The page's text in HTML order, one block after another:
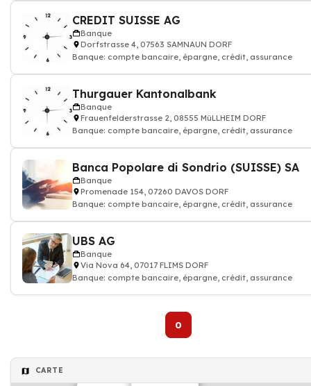
CREDIT SUISSE AG
Banque
Dorfstrasse 4, 07563 SAMNAUN DORF
Banque: compte bancaire, épargne, crédit, assurance
Thurgauer Kantonalbank
Banque
Frauenfelderstrasse 2, 08555 MüLLHEIM DORF
Banque: compte bancaire, épargne, crédit, assurance
Banca Popolare di Sondrio (SUISSE) SA
Banque
Promenade 154, 07260 DAVOS DORF
Banque: compte bancaire, épargne, crédit, assurance
UBS AG
Banque
Via Nova 64, 07017 FLIMS DORF
Banque: compte bancaire, épargne, crédit, assurance
0
CARTE